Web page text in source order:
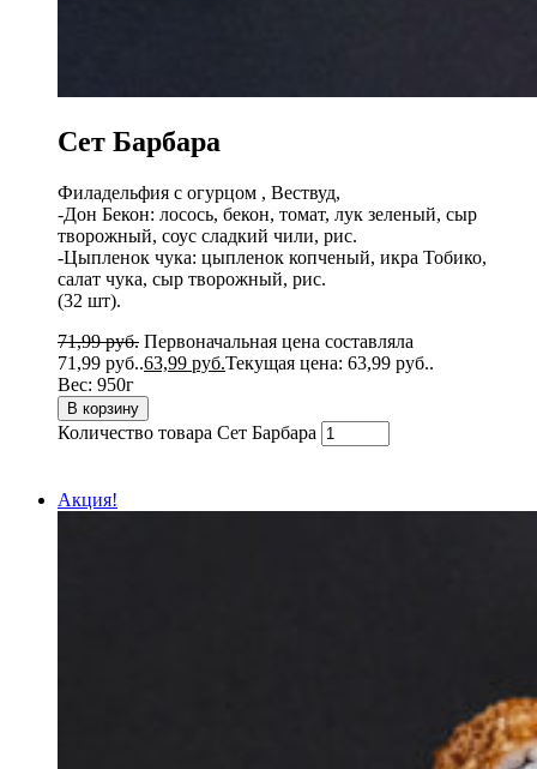
Сет Барбара
Филадельфия с огурцом , Вествуд,
-Дон Бекон: лосось, бекон, томат, лук зеленый, сыр
творожный, соус сладкий чили, рис.
-Цыпленок чука: цыпленок копченый, икра Тобико,
салат чука, сыр творожный, рис.
(32 шт).
71,99руб. Первоначальная цена составляла
71,99 руб..63,99 руб.Текущая цена: 63,99 руб..
Вес: 950г
В корзину
Количество товара Сет Барбара
Акция!